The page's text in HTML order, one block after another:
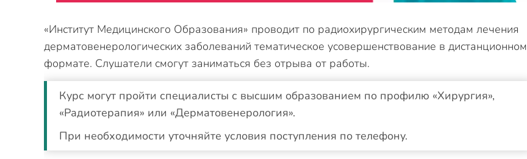
«Институт Медицинского Образования» проводит по радиохирургическим методам лечения
дерматовенерологических заболеваний тематическое усовершенствование в дистанционном
формате. Слушатели смогут заниматься без отрыва от работы.
Курс могут пройти специалисты с высшим образованием по профилю «Хирургия»,
«Радиотерапия» или «Дерматовенерология».
При необходимости уточняйте условия поступления по телефону.